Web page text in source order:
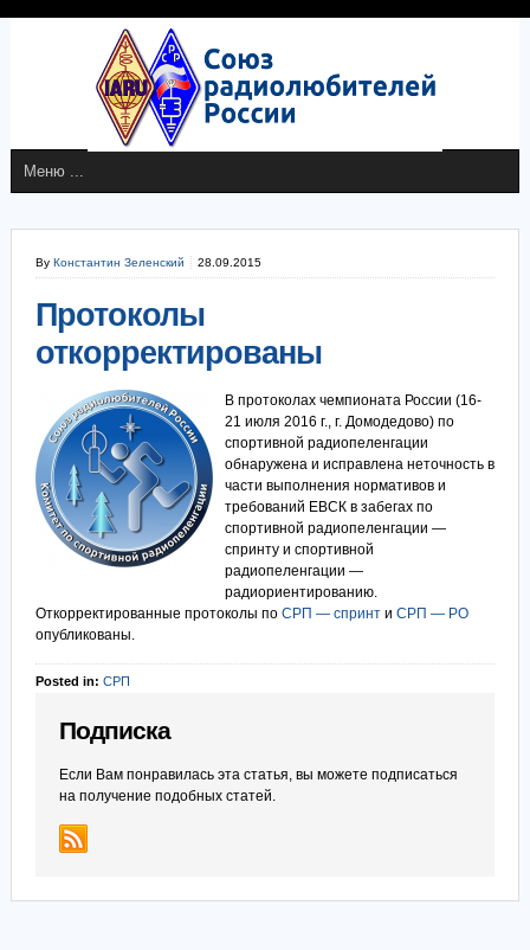
By Константин Зеленский 28.09.2015
Протоколы
откорректированы
В протоколах чемпионата России (16-
21 июля 2016 г., г. Домодедово) по
спортивной радиопеленгации
обнаружена и исправлена неточность в
части выполнения нормативов и
требований ЕВСК в забегах по
спортивной радиопеленгации —
спринту и спортивной
радиопеленгации —
радиориентированию.
Откорректированные протоколы по СРП — спринти СРП — РО
опубликованы.
Posted in: СРП
Подписка
Если Вам понравилась эта статья, вы можете подписаться
на получение подобных статей.